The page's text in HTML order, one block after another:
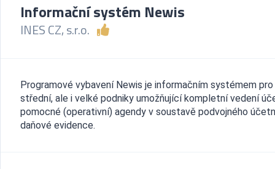
Informační systém Newis
INES CZ, s.r.o.
Programové vybavení Newis je informačním systémem pro
střední, ale i velké podniky umožňující kompletní vedení
pomocné (operativní) agendy v soustavě podvojného
daňové evidence.